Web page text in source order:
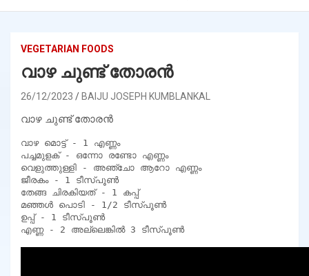
VEGETARIAN FOODS
വാഴ ചുണ്ട് തോരൻ
26/12/2023 BAIJU JOSEPH KUMBLANKAL
വാഴ ചുണ്ട് തോരൻ
വാഴ മൊട്ട് - 1 എണ്ണം
പച്ചമുളക് - ഒന്നോ രണ്ടോ എണ്ണം
വെളുത്തുള്ളി - അഞ്ചോ ആറോ എണ്ണം
ജീരകം - 1 ടീസ്പൂൺ
തേങ്ങ ചിരകിയത് - 1 കപ്പ്
മഞ്ഞൾ പൊടി - 1/2 ടീസ്പൂൺ
ഉപ്പ് - 1 ടീസ്പൂൺ